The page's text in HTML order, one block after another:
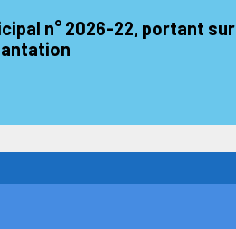
n° 2026-22, portant sur